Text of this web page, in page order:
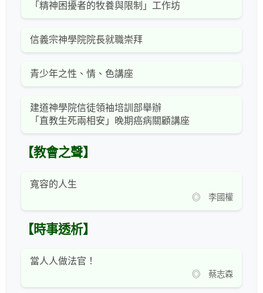
「精神困擾者的牧養與限制」工作坊
信義宗神學院院長就職崇拜
青少年之性、情、色講座
建道神學院信徒領袖培訓部舉辦
「直教生死兩相安」晚期癌病關顧講座
【教會之聲】
寬容的人生
◎ 李國權
【時事透析】
當人人做法官！
◎ 蔡志森